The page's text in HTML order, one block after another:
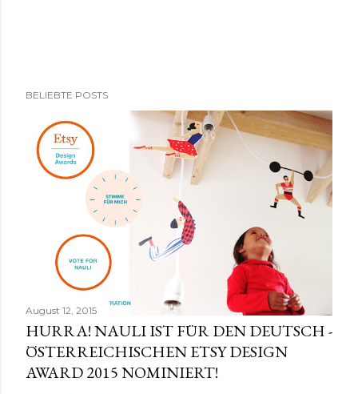
o
m
r
ö
f
f
BELIEBTE POSTS
August 12, 2015
HURRA! NAULI IST FÜR DEN DEUTSCH -
ÖSTERREICHISCHEN ETSY DESIGN
AWARD 2015 NOMINIERT!